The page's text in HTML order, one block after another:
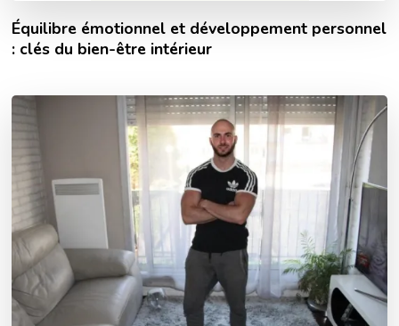
Équilibre émotionnel et développement personnel
: clés du bien-être intérieur